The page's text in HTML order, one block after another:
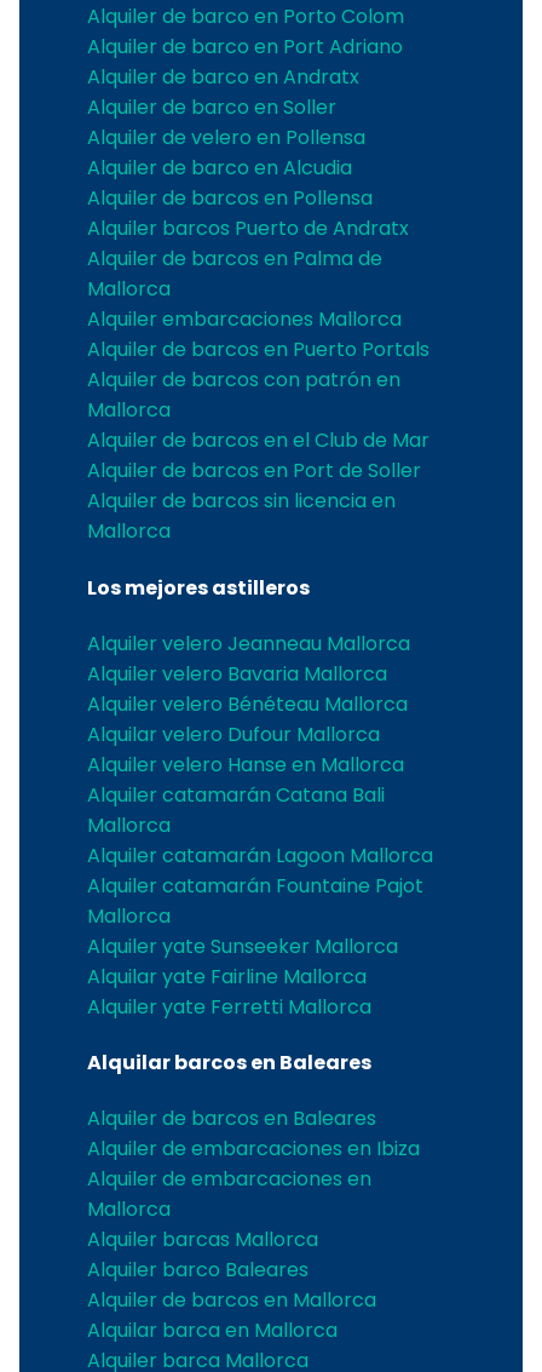
Alquiler de barco en Porto Colom
Alquiler de barco en Port Adriano
Alquiler de barco en Andratx
Alquiler de barco en Soller
Alquiler de velero en Pollensa
Alquiler de barco en Alcudia
Alquiler de barcos en Pollensa
Alquiler barcos Puerto de Andratx
Alquiler de barcos en Palma de
Mallorca
Alquiler embarcaciones Mallorca
Alquiler de barcos en Puerto Portals
Alquiler de barcos con patrón en
Mallorca
Alquiler de barcos en el Club de Mar
Alquiler de barcos en Port de Soller
Alquiler de barcos sin licencia en
Mallorca
Los mejores astilleros
Alquiler velero Jeanneau Mallorca
Alquiler velero Bavaria Mallorca
Alquiler velero Bénéteau Mallorca
Alquilar velero Dufour Mallorca
Alquiler velero Hanse en Mallorca
Alquiler catamarán Catana Bali
Mallorca
Alquiler catamarán Lagoon Mallorca
Alquiler catamarán Fountaine Pajot
Mallorca
Alquiler yate Sunseeker Mallorca
Alquilar yate Fairline Mallorca
Alquiler yate Ferretti Mallorca
Alquilar barcos en Baleares
Alquiler de barcos en Baleares
Alquiler de embarcaciones en Ibiza
Alquiler de embarcaciones en
Mallorca
Alquiler barcas Mallorca
Alquiler barco Baleares
Alquiler de barcos en Mallorca
Alquilar barca en Mallorca
Alquiler barca Mallorca